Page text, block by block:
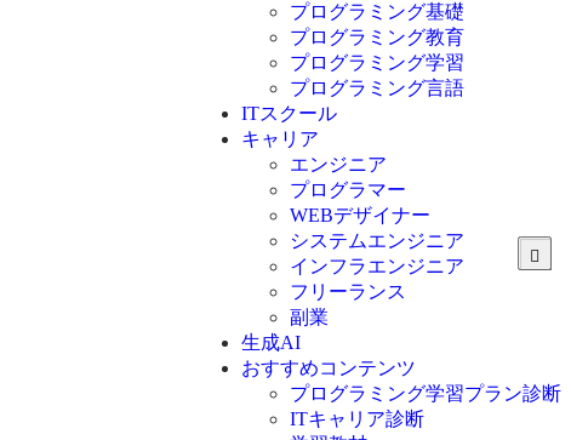
プログラミング基礎
プログラミング教育
プログラミング学習
プログラミング言語
C言語
C#
VBA
Go言語
Kotlin
Java
JavaScript
Swift
Ruby
その他言語
ITスクール
キャリア
エンジニア
プログラマー
WEBデザイナー
システムエンジニア
インフラエンジニア
フリーランス
副業
生成AI
おすすめコンテンツ
プログラミング学習プラン診断
ITキャリア診断